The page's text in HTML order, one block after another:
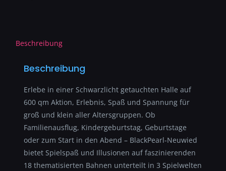
Beschreibung
Beschreibung
Erlebe in einer Schwarzlicht getauchten Halle auf
600 qm Aktion, Erlebnis, Spaß und Spannung für
groß und klein aller Altersgruppen. Ob
Familienausflug, Kindergeburtstag, Geburtstage
oder zum Start in den Abend – BlackPearl-Neuwied
bietet Spielspaß und Illusionen auf faszinierenden
18 thematisierten Bahnen unterteilt in 3 Spielwelten